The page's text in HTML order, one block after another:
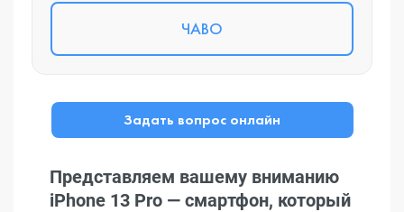
ЧАВО
Задать вопрос онлайн
Представляем вашему вниманию
iPhone 13 Pro — смартфон, который